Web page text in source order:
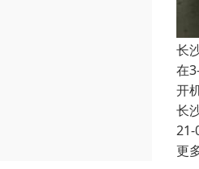
长
在
开
长
21-
更